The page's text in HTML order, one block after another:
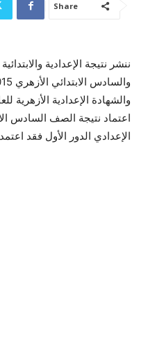
Share
الإعدادي الدور الأول فقد